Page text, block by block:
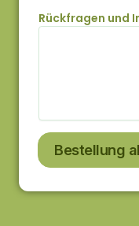
IRückfragen und
Bestellung